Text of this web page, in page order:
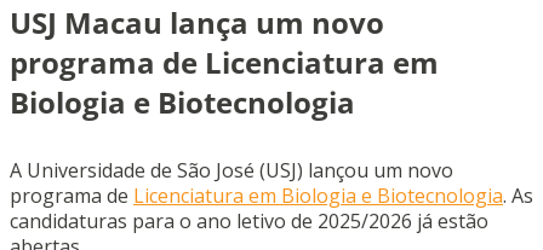
USJ Macau lança um novo
programa de Licenciatura em
Biologia e Biotecnologia
A Universidade de São José (USJ) lançou um novo
programa de Licenciatura em Biologia e Biotecnologia. As
candidaturas para o ano letivo de 2025/2026 já estão